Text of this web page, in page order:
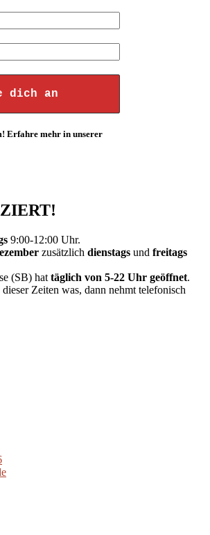
Erfahre mehr in unserer
9:00-12:00 Uhr.
zusätzlich dienstags und freitags
(SB) hat täglich von 5-22 Uhr geöffnet.
Zeiten was, dann nehmt telefonisch